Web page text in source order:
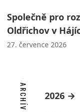
Společně pro
Oldřichov v
27. července 2026
2026